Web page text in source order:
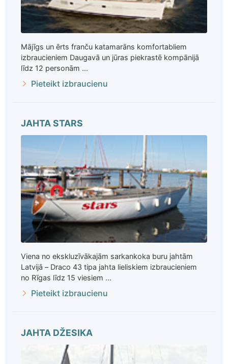
Mājīgs un ērts franču katamarāns komfortabliem
izbraucieniem Daugavā un jūras piekrastē kompānijā
līdz 12 personām ...
Pieteikt izbraucienu
JAHTA STARS
Viena no ekskluzīvākajām sarkankoka buru jahtām
Latvijā – Draco 43 tipa jahta lieliskiem izbraucieniem
no Rīgas līdz 15 viesiem ...
Pieteikt izbraucienu
JAHTA DŽESIKA